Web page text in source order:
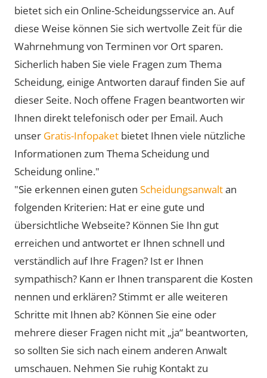
bietet sich ein Online-Scheidungsservice an. Auf
diese Weise können Sie sich wertvolle Zeit für die
Wahrnehmung von Terminen vor Ort sparen.
Sicherlich haben Sie viele Fragen zum Thema
Scheidung, einige Antworten darauf finden Sie auf
dieser Seite. Noch offene Fragen beantworten wir
Ihnen direkt telefonisch oder per Email. Auch
unser Gratis-Infopaket bietet Ihnen viele nützliche
Informationen zum Thema Scheidung und
Scheidung online."
"Sie erkennen einen guten Scheidungsanwaltan
folgenden Kriterien: Hat er eine gute und
übersichtliche Webseite? Können Sie Ihn gut
erreichen und antwortet er Ihnen schnell und
verständlich auf Ihre Fragen? Ist er Ihnen
sympathisch? Kann er Ihnen transparent die Kosten
nennen und erklären? Stimmt er alle weiteren
Schritte mit Ihnen ab? Können Sie eine oder
mehrere dieser Fragen nicht mit „ja“ beantworten,
so sollten Sie sich nach einem anderen Anwalt
umschauen. Nehmen Sie ruhig Kontakt zu